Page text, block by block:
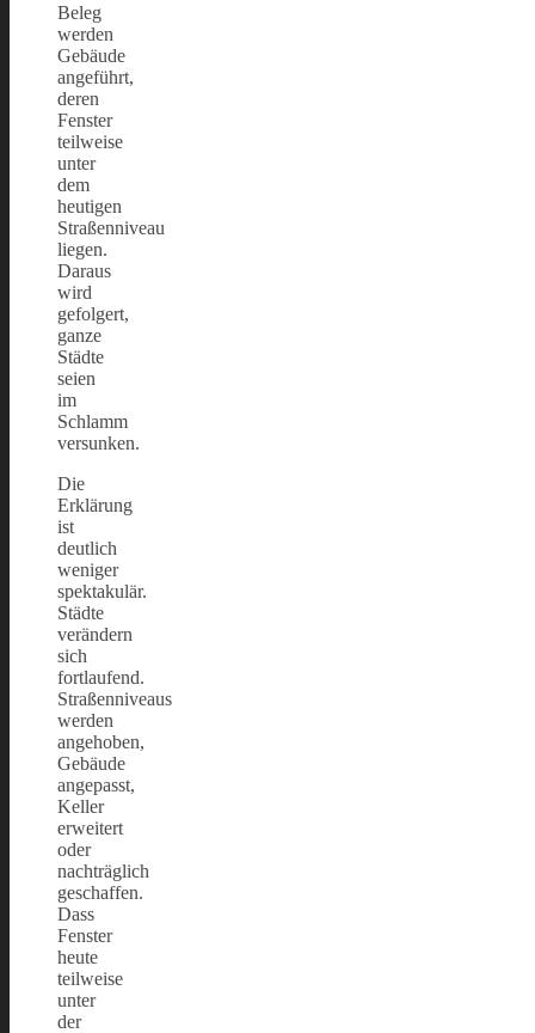
Beleg
werden
Gebäude
angeführt,
deren
Fenster
teilweise
unter
dem
heutigen
Straßenniveau
liegen.
Daraus
wird
gefolgert,
ganze
Städte
seien
im
Schlamm
versunken.
Die
Erklärung
ist
deutlich
weniger
spektakulär.
Städte
verändern
sich
fortlaufend.
Straßenniveaus
werden
angehoben,
Gebäude
angepasst,
Keller
erweitert
oder
nachträglich
geschaffen.
Dass
Fenster
heute
teilweise
unter
der